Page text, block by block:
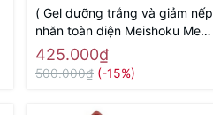
( Gel dưỡng trắng và giảm nếp
nhăn toàn diện Meishoku Medi
Shot Wrinkle & White all in one
50g - Hàng Nhật chính hãng
425.000₫
500.000₫ (-15%)